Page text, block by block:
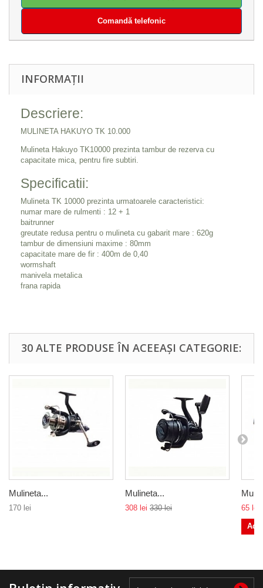
Comandă telefonic
INFORMAȚII
Descriere:
MULINETA HAKUYO TK 10.000
Mulineta Hakuyo TK10000 prezinta tambur de rezerva cu
capacitate mica, pentru fire subtiri.
Specificatii:
Mulineta TK 10000 prezinta urmatoarele caracteristici:
numar mare de rulmenti : 12 + 1
baitrunner
greutate redusa pentru o mulineta cu gabarit mare : 620g
tambur de dimensiuni maxime : 80mm
capacitate mare de fir : 400m de 0,40
wormshaft
manivela metalica
frana rapida
30 ALTE PRODUSE ÎN ACEEAȘI CATEGORIE:
Mulineta...
170 lei
Mulineta...
308 lei 330 lei 65 lei